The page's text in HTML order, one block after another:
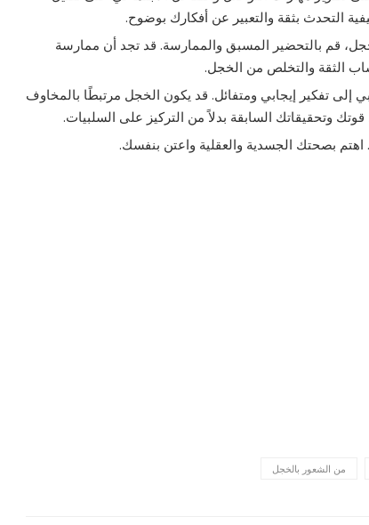
التحدث بثقة والتعبير عن أفكارك بوضوح.
قم بالتحضير المسبق والممارسة. قد تجد أن ممارسة
الثقة والتخلص من الخجل.
إلى تفكير إيجابي ومتفائل. قد يكون الخجل مرتبطًا بالمخاوف
وتحقيقاتك السابقة بدلاً من التركيز على السلبيات.
بصحتك الجسدية والعقلية واعتن بنفسك.
من الشعور بالخجل